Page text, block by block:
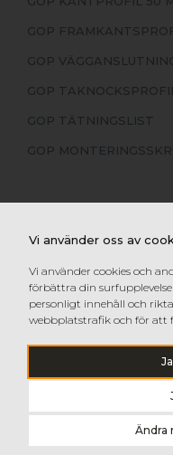
Vi använder oss av
Vi använder cookies och
förbättra din
personligt innehåll och
webbplatstrafik och för att
Ändra
GOP
GOP
GOP
GOP TÄTNINGSLIST
GOP